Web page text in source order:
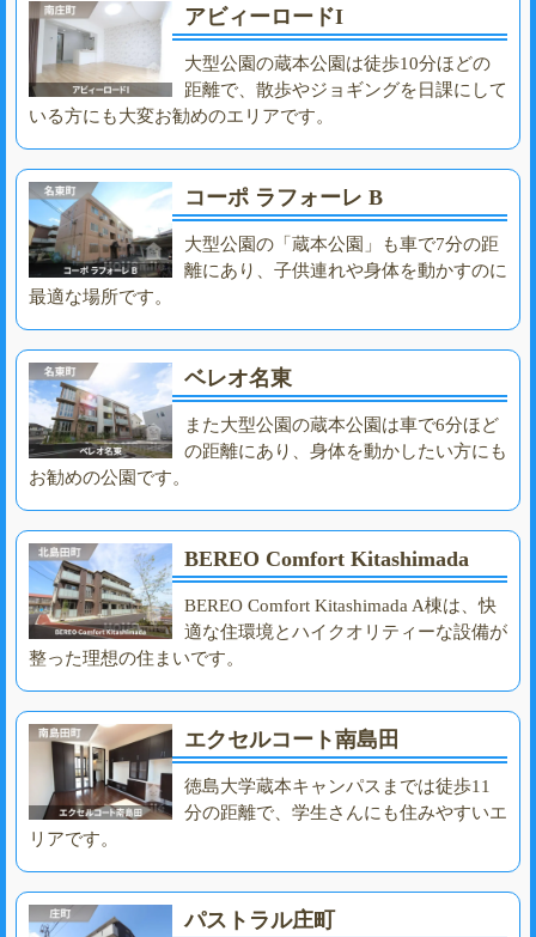
アビィーロードI
大型公園の蔵本公園は徒歩10分ほどの
距離で、散歩やジョギングを日課にして
いる方にも大変お勧めのエリアです。
コーポ ラフォーレ B
大型公園の「蔵本公園」も車で7分の距
離にあり、子供連れや身体を動かすのに
最適な場所です。
ベレオ名東
また大型公園の蔵本公園は車で6分ほど
の距離にあり、身体を動かしたい方にも
お勧めの公園です。
BEREO Comfort Kitashimada
BEREO Comfort Kitashimada A棟は、快
適な住環境とハイクオリティーな設備が
整った理想の住まいです。
エクセルコート南島田
徳島大学蔵本キャンパスまでは徒歩11
分の距離で、学生さんにも住みやすいエ
リアです。
パストラル庄町